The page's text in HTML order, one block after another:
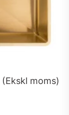
(Ekskl moms)